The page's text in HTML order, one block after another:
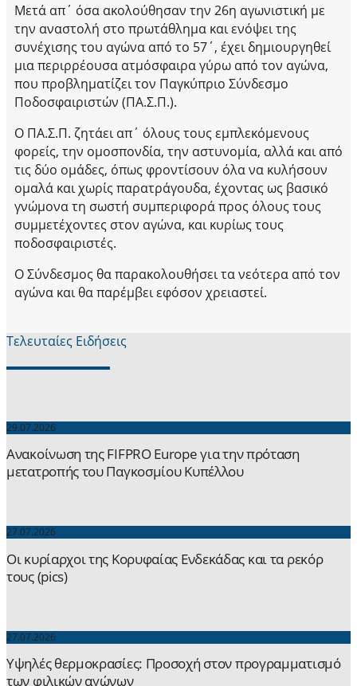
Μετά απ΄ όσα ακολούθησαν την 26η αγωνιστική με
την αναστολή στο πρωτάθλημα και ενόψει της
συνέχισης του αγώνα από το 57΄, έχει δημιουργηθεί
μια περιρρέουσα ατμόσφαιρα γύρω από τον αγώνα,
που προβληματίζει τον Παγκύπριο Σύνδεσμο
Ποδοσφαιριστών (ΠΑ.Σ.Π.).
Ο ΠΑ.Σ.Π. ζητάει απ΄ όλους τους εμπλεκόμενους
φορείς, την ομοσπονδία, την αστυνομία, αλλά και από
τις δύο ομάδες, όπως φροντίσουν όλα να κυλήσουν
ομαλά και χωρίς παρατράγουδα, έχοντας ως βασικό
γνώμονα τη σωστή συμπεριφορά προς όλους τους
συμμετέχοντες στον αγώνα, και κυρίως τους
ποδοσφαιριστές.
Ο Σύνδεσμος θα παρακολουθήσει τα νεότερα από τον
αγώνα και θα παρέμβει εφόσον χρειαστεί.
Τελευταίες Ειδήσεις
29.07.2026
Ανακοίνωση της FIFPRO Europe για την πρόταση
μετατροπής του Παγκοσμίου Κυπέλλου
27.07.2026
Οι κυρίαρχοι της Κορυφαίας Ενδεκάδας και τα ρεκόρ
τους (pics)
27.07.2026
Yψηλές θερμοκρασίες: Προσοχή στον προγραμματισμό
των φιλικών αγώνων